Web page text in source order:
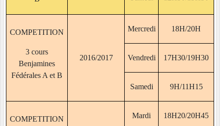
COMPETITION
3 cours
Benjamines
Fédérales A et B
2016/2017
Mercredi 18H/20H
Vendredi 17H30/19H30
Samedi 9H/11H15
COMPETITION Mardi 18H20/20H45